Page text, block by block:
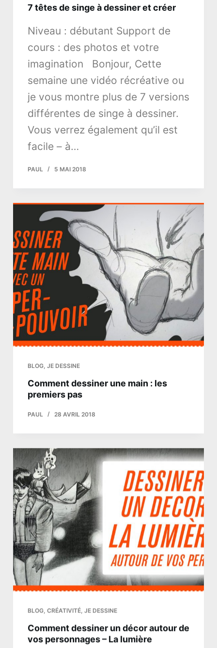
7 têtes de singe à dessiner et créer
Niveau : débutant Support de
cours : des photos et votre
imagination Bonjour, Cette
semaine une vidéo récréative ou
je vous montre plus de 7 versions
différentes de singe à dessiner.
Vous verrez également qu’il est
facile – à…
PAUL 5 MAI 2018
BLOG, JE DESSINE
Comment dessiner une main : les
premiers pas
PAUL 28 AVRIL 2018
BLOG, CRÉATIVITÉ, JE DESSINE
Comment dessiner un décor autour de
vos personnages – La lumière